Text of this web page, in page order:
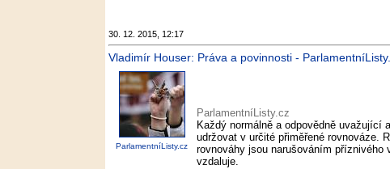
30. 12. 2015, 12:17
Vladimír Houser: Práva a povinnosti -
ParlamentníListy.cz
ParlamentníListy.cz
Každý normálně a odpovědně uvažující
udržovat v určité přiměřené rovnováze.
rovnováhy jsou narušováním
vzdaluje.